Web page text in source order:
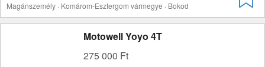
Magánszemély · Komárom-Esztergom vármegye · Bokod
Motowell Yoyo 4T
275 000 Ft